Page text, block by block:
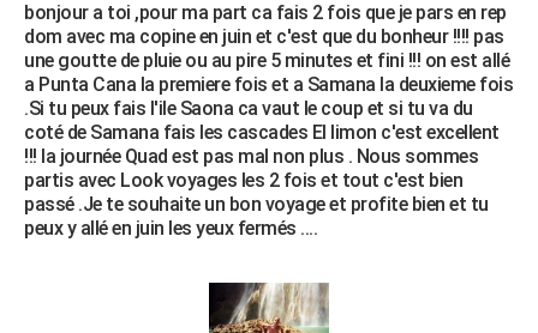
bonjour a toi ,pour ma part ca fais 2 fois que je pars en rep
dom avec ma copine en juin et c'est que du bonheur !!!! pas
une goutte de pluie ou au pire 5 minutes et fini !!! on est allé
a Punta Cana la premiere fois et a Samana la deuxieme fois
.Si tu peux fais l'ile Saona ca vaut le coup et si tu va du
coté de Samana fais les cascades El limon c'est excellent
!!! la journée Quad est pas mal non plus . Nous sommes
partis avec Look voyages les 2 fois et tout c'est bien
passé .Je te souhaite un bon voyage et profite bien et tu
peux y allé en juin les yeux fermés ....